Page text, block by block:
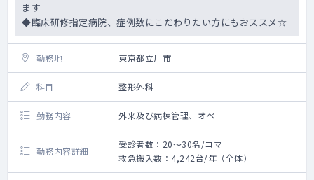
ます
◆臨床研修指定病院、症例数にこだわりたい方にもおススメ☆
勤務地 東京都立川市
科目 整形外科
勤務内容 外来及び病棟管理、オペ
勤務内容詳細
受診者数：20～30名/コマ
救急搬入数：4,242台/年（全体）